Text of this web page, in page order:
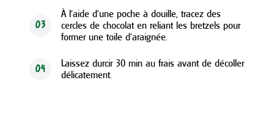
03
À l’aide d’une poche à douille, tracez des
cercles de chocolat en reliant les bretzels pour
former une toile d’araignée.
04
Laissez durcir 30 min au frais avant de décoller
délicatement.